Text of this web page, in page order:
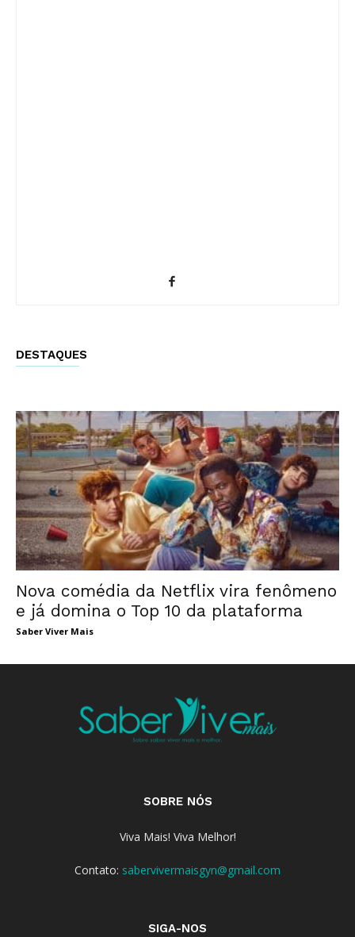
DESTAQUES
Nova comédia da Netflix vira fenômeno
e já domina o Top 10 da plataforma
Saber Viver Mais
SOBRE NÓS
Viva Mais! Viva Melhor!
Contato: sabervivermaisgyn@gmail.com
SIGA-NOS